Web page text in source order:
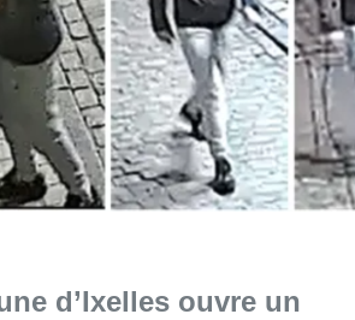
d’Ixelles ouvre un